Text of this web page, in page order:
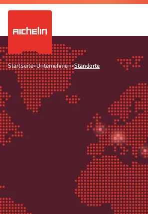
Startseite•Unternehmen•Standorte